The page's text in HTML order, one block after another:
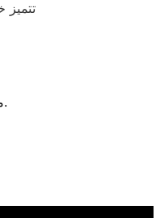
تتميز
يوفر لك معلومات حول صيانة الثلاجات، أجهزة التبريد، والإستشارات الفنية الخاصة بها.